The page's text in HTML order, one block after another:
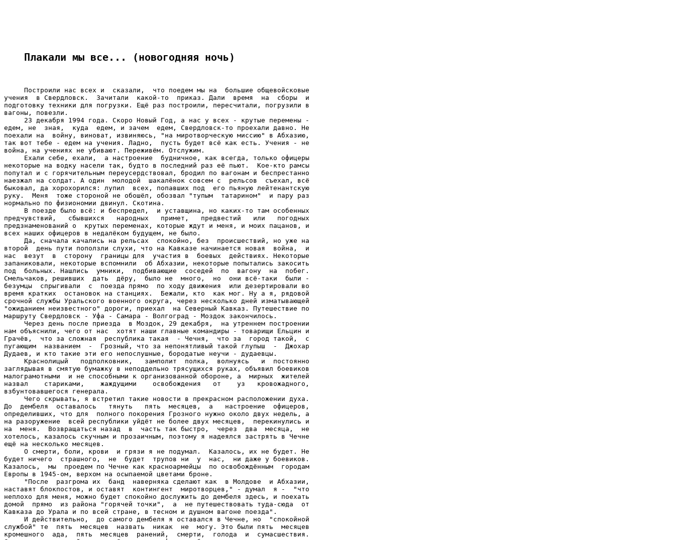
Плакали мы все... (новогодняя ночь)
     Построили нас всех и  сказали,  что поедем мы на  большие общевойсковые
учения  в Свердловск.  Зачитали  какой-то  приказ. Дали  время  на  сборы  и
подготовку техники для погрузки. Ещё раз построили, пересчитали, погрузили в
вагоны, повезли.
     23 декабря 1994 года. Скоро Новый Год, а нас у всех - крутые перемены -
едем, не  зная,  куда  едем, и зачем  едем, Свердловск-то проехали давно. Не
поехали на  войну, виноват, извиняюсь, "на миротворческую миссию" в Абхазию,
так вот тебе - едем на учения. Ладно,  пусть будет всё как есть. Учения - не
война, на учениях не убивают. Переживём. Отслужим.
     Ехали себе, ехали,  а настроение  будничное, как всегда, только офицеры
некоторые на водку насели так, будто в последний раз её пьют.  Кое-кто рамсы
попутал и с горячительным переусердствовал, бродил по вагонам и беспрестанно
наезжал на солдат. А один  молодой  шакалёнок совсем с  рельсов  съехал, всё
быковал, да хорохорился: лупил  всех, попавших под  его пьяную лейтенантскую
руку.  Меня  тоже стороной не обошёл, обозвал "тупым  татарином"  и пару раз
нормально по физиономии двинул. Скотина.
     В поезде было всё: и беспредел,  и уставщина, но каких-то там особенных
предчувствий,   сбывшихся   народных   примет,   предвестий   или   погодных
предзнаменований о  крутых переменах, которые ждут и меня, и моих пацанов, и
всех наших офицеров в недалёком будущем, не было.
     Да, сначала качались на рельсах  спокойно, без  происшествий, но уже на
второй  день пути поползли слухи, что на Кавказе начинается новая  война,  и
нас  везут  в  сторону  границы для  участия в  боевых  действиях. Некоторые
запаниковали, некоторые вспомнили  об Абхазии, некоторые попытались закосить
под  больных. Нашлись  умники,  подбивающие  соседей  по  вагону  на  побег.
Смельчаков, решивших  дать  дёру,  было не  много,  но  они всё-таки  были -
безумцы  спрыгивали  с  поезда прямо  по ходу движения  или дезертировали во
время кратких  остановок на станциях.  Бежали, кто  как мог. Ну а я, рядовой
срочной службы Уральского военного округа, через несколько дней изматывающей
"ожиданием неизвестного" дороги, приехал  на Северный Кавказ. Путешествие по
маршруту Свердловск - Уфа - Самара - Волгоград - Моздок закончилось.
     Через день после приезда  в Моздок, 29 декабря,  на утреннем построении
нам объяснили, чего от нас  хотят наши главные командиры - товарищи Ельцин и
Грачёв,  что за сложная  республика такая  - Чечня,  что за  город такой,  с
пугающим  названием  -  Грозный, что за непонятливый такой глупыш  -  Джохар
Дудаев, и кто такие эти его непослушные, бородатые неучи - дудаевцы.
     Краснолицый   подполковник,   замполит  полка,  волнуясь   и  постоянно
заглядывая в смятую бумажку в неподдельно трясущихся руках, объявил боевиков
малограмотными  и не способными к организованной обороне, а  мирных  жителей
назвал    стариками,    жаждущими    освобождения   от    уз   кровожадного,
взбунтовавшегося генерала.
     Чего скрывать, я встретил такие новости в прекрасном расположении духа.
До  дембеля  оставалось   тянуть   пять  месяцев,  а   настроение  офицеров,
определивших, что для  полного покорения Грозного нужно около двух недель, а
на разоружение  всей республики уйдёт не более двух месяцев,  перекинулись и
на  меня.  Возвращаться назад  в  часть так быстро,  через  два  месяца,  не
хотелось, казалось скучным и прозаичным, поэтому я надеялся застрять в Чечне
ещё на несколько месяцев.
     О смерти, боли, крови  и грязи я не подумал.  Казалось, их не будет. Не
будет ничего  страшного,  не  будет  трупов ни  у  нас,  ни даже у боевиков.
Казалось,  мы  проедем по Чечне как красноармейцы  по освобождённым  городам
Европы в 1945-ом, верхом на осыпаемой цветами броне.
     "После  разгрома их  банд  наверняка сделают как  в Молдове  и Абхазии,
наставят блокпостов, и оставят  контингент  миротворцев," - думал  я -  "что
неплохо для меня, можно будет спокойно дослужить до дембеля здесь, и поехать
домой  прямо  из района "горячей точки",  а  не путешествовать туда-сюда  от
Кавказа до Урала и по всей стране, в тесном и душном вагоне поезда".
     И действительно,  до самого дембеля я оставался в Чечне, но  "спокойной
службой" те  пять  месяцев  назвать  никак  не  могу. Это были пять  месяцев
кромешного  ада,  пять  месяцев  ранений,  смерти,  голода  и  сумасшествия.